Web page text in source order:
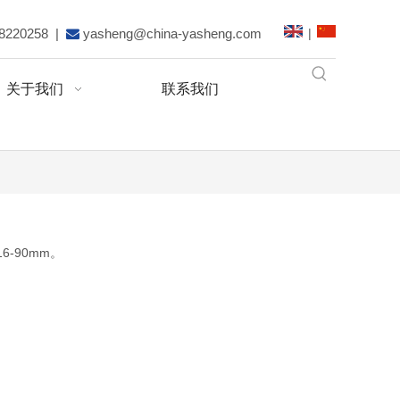
|  yasheng@china-yasheng.com
关于我们 联系我们
|
90mm。